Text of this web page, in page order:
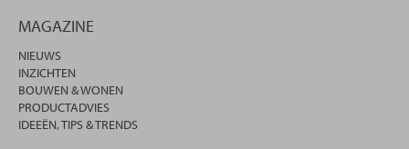
MAGAZINE
NIEUWS
INZICHTEN
BOUWEN & WONEN
PRODUCTADVIES
IDEEËN, TIPS & TRENDS